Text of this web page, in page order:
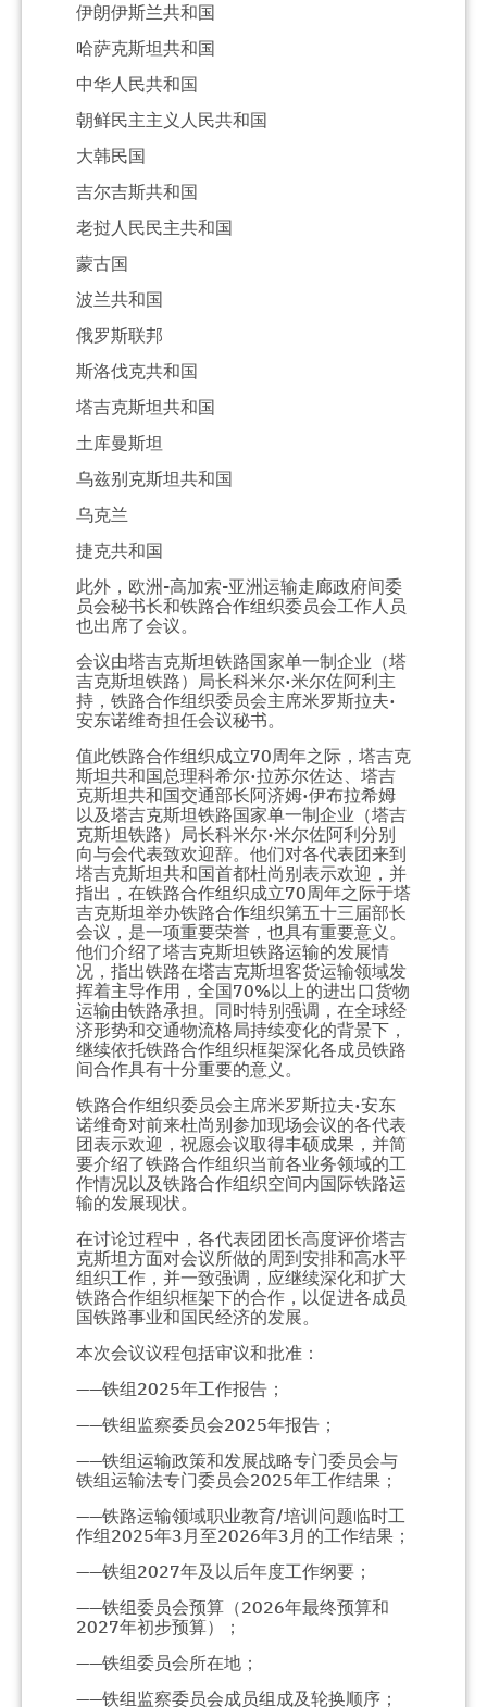
伊朗伊斯兰共和国
哈萨克斯坦共和国
中华人民共和国
朝鲜民主主义人民共和国
大韩民国
吉尔吉斯共和国
老挝人民民主共和国
蒙古国
波兰共和国
俄罗斯联邦
斯洛伐克共和国
塔吉克斯坦共和国
土库曼斯坦
乌兹别克斯坦共和国
乌克兰
捷克共和国
此外，欧洲-高加索-亚洲运输走廊政府间委
员会秘书长和铁路合作组织委员会工作人员
也出席了会议。
会议由塔吉克斯坦铁路国家单一制企业（塔
吉克斯坦铁路）局长科米尔·米尔佐阿利主
持，铁路合作组织委员会主席米罗斯拉夫·
安东诺维奇担任会议秘书。
值此铁路合作组织成立70周年之际，塔吉克
斯坦共和国总理科希尔·拉苏尔佐达、塔吉
克斯坦共和国交通部长阿济姆·伊布拉希姆
以及塔吉克斯坦铁路国家单一制企业（塔吉
克斯坦铁路）局长科米尔·米尔佐阿利分别
向与会代表致欢迎辞。他们对各代表团来到
塔吉克斯坦共和国首都杜尚别表示欢迎，并
指出，在铁路合作组织成立70周年之际于塔
吉克斯坦举办铁路合作组织第五十三届部长
会议，是一项重要荣誉，也具有重要意义。
他们介绍了塔吉克斯坦铁路运输的发展情
况，指出铁路在塔吉克斯坦客货运输领域发
挥着主导作用，全国70%以上的进出口货物
运输由铁路承担。同时特别强调，在全球经
济形势和交通物流格局持续变化的背景下，
继续依托铁路合作组织框架深化各成员铁路
间合作具有十分重要的意义。
铁路合作组织委员会主席米罗斯拉夫·安东
诺维奇对前来杜尚别参加现场会议的各代表
团表示欢迎，祝愿会议取得丰硕成果，并简
要介绍了铁路合作组织当前各业务领域的工
作情况以及铁路合作组织空间内国际铁路运
输的发展现状。
在讨论过程中，各代表团团长高度评价塔吉
克斯坦方面对会议所做的周到安排和高水平
组织工作，并一致强调，应继续深化和扩大
铁路合作组织框架下的合作，以促进各成员
国铁路事业和国民经济的发展。
本次会议议程包括审议和批准：
——铁组2025年工作报告；
——铁组监察委员会2025年报告；
——铁组运输政策和发展战略专门委员会与
铁组运输法专门委员会2025年工作结果；
——铁路运输领域职业教育/培训问题临时工
作组2025年3月至2026年3月的工作结果；
——铁组2027年及以后年度工作纲要；
——铁组委员会预算（2026年最终预算和
2027年初步预算）；
——铁组委员会所在地；
——铁组监察委员会成员组成及轮换顺序；